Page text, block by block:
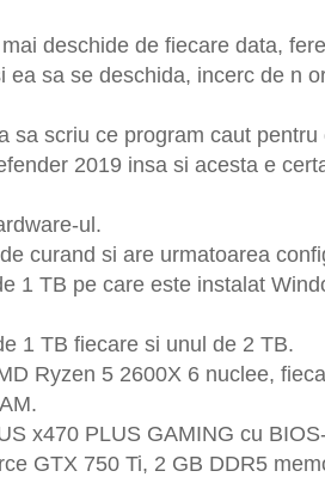
deschide de fiecare data,
ea sa se deschida, incerc de n
sa scriu ce program caut
2019 insa si acesta e
ul.
curand si are urmatoarea
1 TB pe care este instalat
1 TB fiecare si unul de 2 TB.
Ryzen 5 2600X 6 nuclee,
x470 PLUS GAMING cu
GTX 750 Ti, 2 GB DDR5